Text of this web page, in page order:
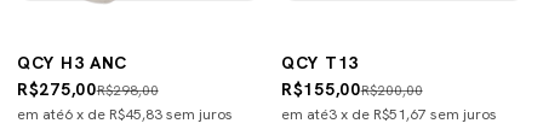
QCY H3 ANC
R$298,00
R$275,00
em até6x de R$45,83sem juros
QCY T13
R$200,00
R$155,00
em até3x de R$51,67 sem juros